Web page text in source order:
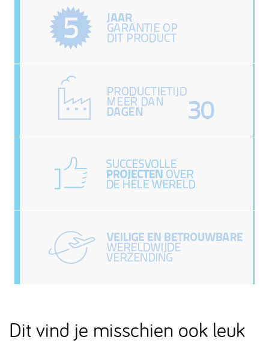
Dit vind je misschien ook leuk